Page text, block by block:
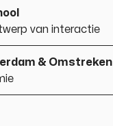
van interactie
& Omstreken